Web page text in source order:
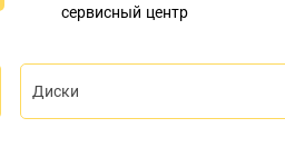
сервисный центр
Диски